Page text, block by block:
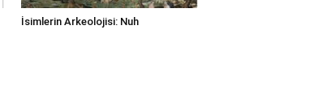
İsimlerin Arkeolojisi: Nuh